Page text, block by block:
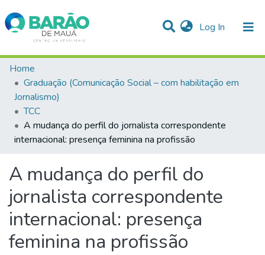
Log In (current)
Communities & Collections
Statistics
All of DSpace
Home
Graduação (Comunicação Social – com habilitação em
Jornalismo)
TCC
A mudança do perfil do jornalista correspondente
internacional: presença feminina na profissão
A mudança do perfil do
jornalista correspondente
internacional: presença
feminina na profissão